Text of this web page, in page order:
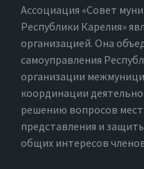
Ассоциация «Совет
Республики Карелия»
организацией. Она
самоуправления
организации
координации
решению вопросов
представления и
общих интересов